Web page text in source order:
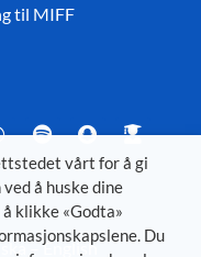
til MIFF
–English
vårt for å gi
å huske dine
klikke «Godta»
Du